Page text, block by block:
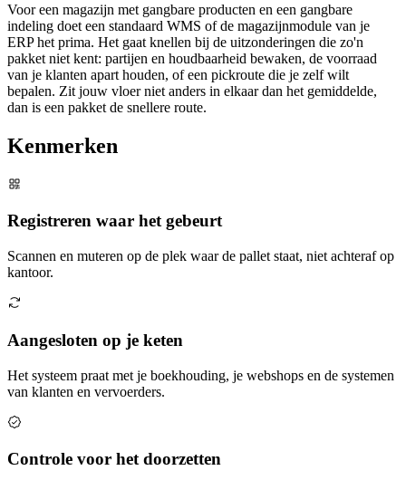
Voor een magazijn met gangbare producten en een gangbare
indeling doet een standaard WMS of de magazijnmodule van je
ERP het prima. Het gaat knellen bij de uitzonderingen die zo'n
pakket niet kent: partijen en houdbaarheid bewaken, de voorraad
van je klanten apart houden, of een pickroute die je zelf wilt
bepalen. Zit jouw vloer niet anders in elkaar dan het gemiddelde,
dan is een pakket de snellere route.
Kenmerken
Registreren waar het gebeurt
Scannen en muteren op de plek waar de pallet staat, niet achteraf op
kantoor.
Aangesloten op je keten
Het systeem praat met je boekhouding, je webshops en de systemen
van klanten en vervoerders.
Controle voor het doorzetten